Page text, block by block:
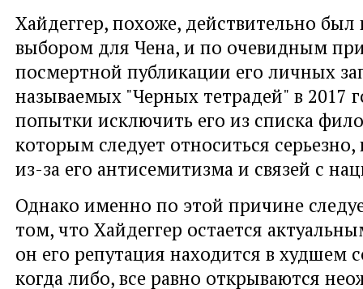
Хайдеггер, похоже, действительно
выбором для Чена, и по очевидным
посмертной публикации его личных
называемых "Черных тетрадей" в 2017
попытки исключить его из списка
которым следует относиться серьезно,
из-за его антисемитизма и связей с
Однако именно по этой причине
том, что Хайдеггер остается
он его репутация находится в худшем
когда либо, все равно открываются